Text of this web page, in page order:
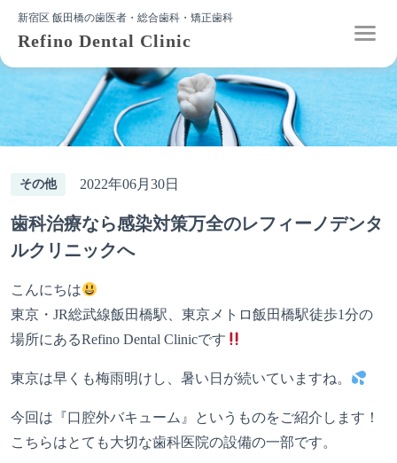
新宿区 飯田橋の歯医者・総合歯科・矯正歯科
Refino Dental Clinic
その他 2022年06月30日
歯科治療なら感染対策万全のレフィーノデンタ
ルクリニックへ
こんにちは
東京・JR総武線飯田橋駅、東京メトロ飯田橋駅徒歩1分の
場所にあるRefino Dental Clinicです
東京は早くも梅雨明けし、暑い日が続いていますね。
今回は『口腔外バキューム』というものをご紹介します！
こちらはとても大切な歯科医院の設備の一部です。